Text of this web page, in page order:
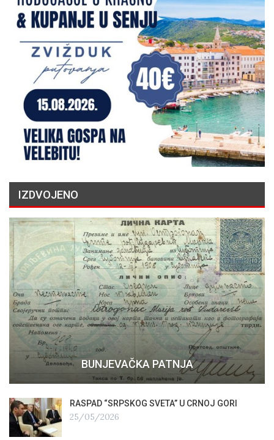
IZDVOJENO
BUNJEVAČKA PATNJA
RASPAD “SRPSKOG SVETA” U CRNOJ GORI
25/05/2026